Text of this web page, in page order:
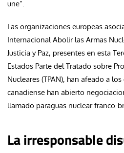
une”.
Las organizaciones europeas
Internacional Abolir las Armas
Justicia y Paz, presentes en esta
Estados Parte del Tratado sobre
Nucleares (TPAN), han afeado a
canadiense han abierto
llamado paraguas nuclear franco-
La irresponsable